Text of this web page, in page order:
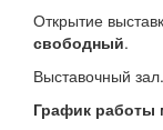
Открытие
свободный.
Выставочный
График работы